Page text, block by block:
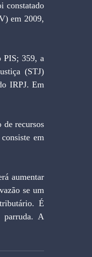
constatado
em 2009,
(STJ)
IRPJ. Em
em
se um
É
parruda. A